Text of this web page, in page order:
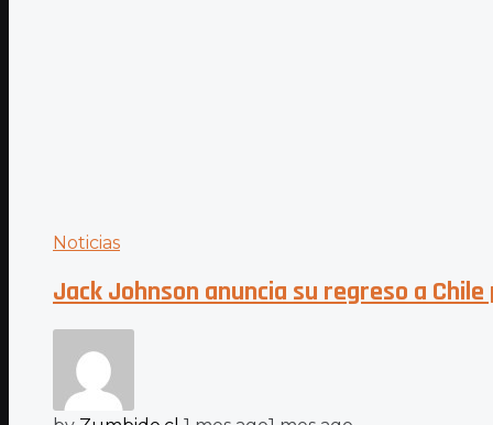
Noticias
Jack Johnson anuncia su regreso a Chile